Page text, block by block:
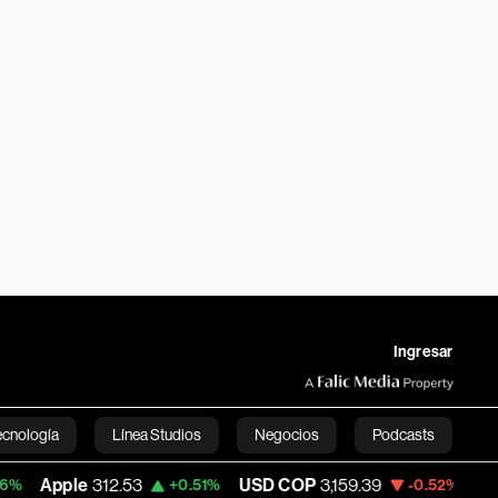
Ingresar
Línea Studios Negocios Podcasts
English
+0.51% USD COP 3,159.39 -0.52% Tesla 319.55